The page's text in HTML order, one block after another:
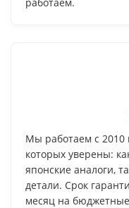
Мы работаем с 2010
которых уверены:
японские аналоги,
детали. Срок
месяц на